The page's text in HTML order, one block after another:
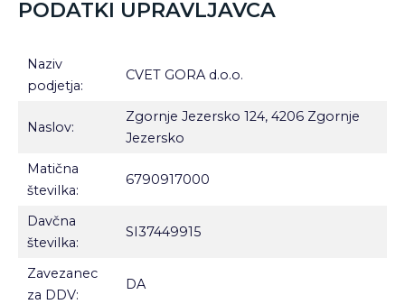
PODATKI UPRAVLJAVCA
Naziv
podjetja:
CVET GORA d.o.o.
Naslov:
Zgornje Jezersko 124, 4206 Zgornje
Jezersko
Matična
številka:
6790917000
Davčna
številka:
SI37449915
Zavezanec
za DDV:
DA